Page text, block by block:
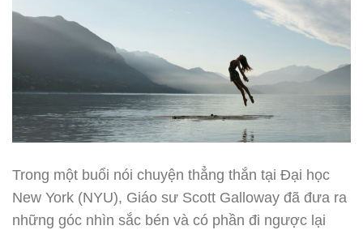
Trong một buổi nói chuyện thẳng thắn tại Đại học
New York (NYU), Giáo sư Scott Galloway đã đưa ra
những góc nhìn sắc bén và có phần đi ngược lại